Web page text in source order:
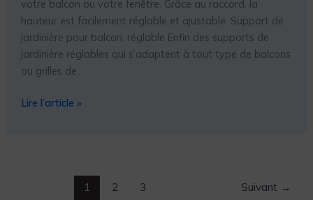
votre balcon ou votre fenêtre. Grâce au raccord, la
hauteur est facilement réglable et ajustable. Support de
jardinière pour balcon, réglable Enfin des supports de
jardinière réglables qui s’adaptent à tout type de balcons
ou grilles de
Lire l’article »
1 2 3 Suivant →